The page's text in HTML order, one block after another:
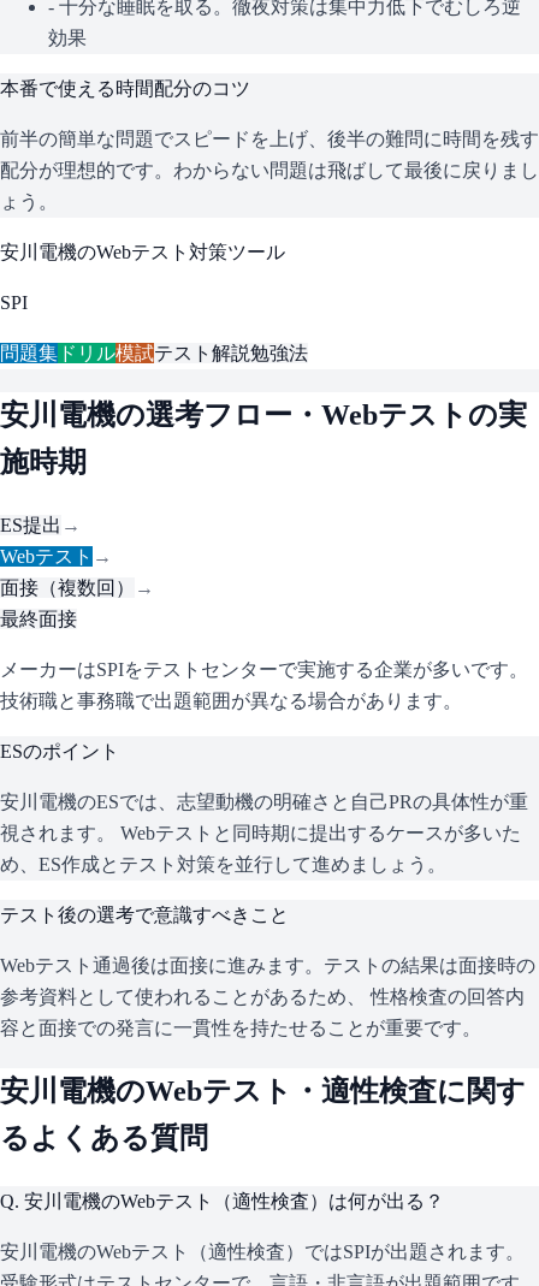
- 十分な睡眠を取る。徹夜対策は集中力低下でむしろ逆
効果
本番で使える時間配分のコツ
前半の簡単な問題でスピードを上げ、後半の難問に時間を残す
配分が理想的です。わからない問題は飛ばして最後に戻りまし
ょう。
安川電機のWebテスト対策ツール
SPI
問題集 ドリル模試テスト解説勉強法
安川電機の選考フロー・Webテストの実
施時期
ES提出 →
Webテスト →
面接（複数回）
→
最終面接
メーカーはSPIをテストセンターで実施する企業が多いです。
技術職と事務職で出題範囲が異なる場合があります。
ESのポイント
安川電機のESでは、志望動機の明確さと自己PRの具体性が重
視されます。 Webテストと同時期に提出するケースが多いた
め、ES作成とテスト対策を並行して進めましょう。
テスト後の選考で意識すべきこと
Webテスト通過後は面接に進みます。テストの結果は面接時の
参考資料として使われることがあるため、 性格検査の回答内
容と面接での発言に一貫性を持たせることが重要です。
安川電機のWebテスト・適性検査に関す
るよくある質問
Q. 安川電機のWebテスト（適性検査）は何が出る？
安川電機のWebテスト（適性検査）ではSPIが出題されます。